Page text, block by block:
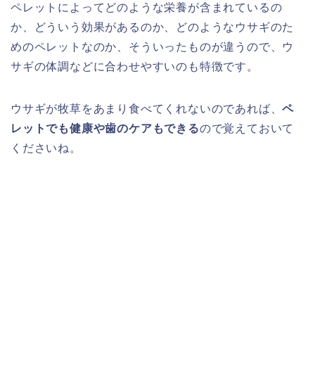
ペレットによってどのような栄養が含まれているの
か、どういう効果があるのか、どのようなウサギのた
めのペレットなのか、そういったものが違うので、ウ
サギの体調などに合わせやすいのも特徴です。
ウサギが牧草をあまり食べてくれないのであれば、ペ
レットでも健康や歯のケアもできるので覚えておいて
くださいね。